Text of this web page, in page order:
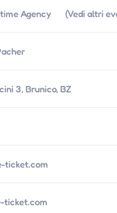
Agency (Vedi altri
3, Brunico, BZ
ticket.com
ticket.com